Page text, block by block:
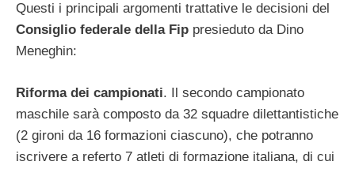
Questi i principali argomenti trattative le decisioni del
Consiglio federale della Fip presieduto da Dino
Meneghin:
Riforma dei campionati. Il secondo campionato
maschile sarà composto da 32 squadre dilettantistiche
(2 gironi da 16 formazioni ciascuno), che potranno
iscrivere a referto 7 atleti di formazione italiana, di cui